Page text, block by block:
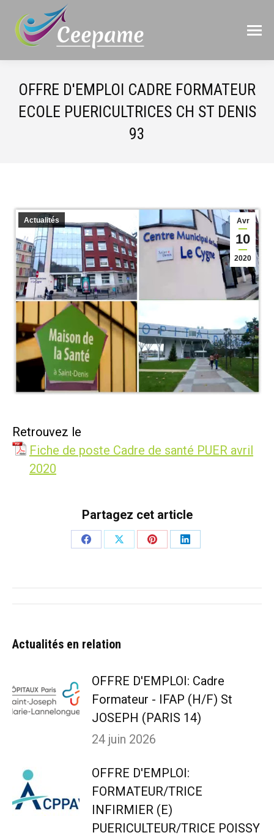
OFFRE D'EMPLOI CADRE FORMATEUR
ECOLE PUERICULTRICES CH ST DENIS
93
Avr
10
2020
Actualités
Retrouvez le
Fiche de poste Cadre de santé PUER avril
2020
Partagez cet article
PartagerPartagerPartagerPartager
Actualités en relation
OFFRE D'EMPLOI: Cadre
Formateur - IFAP (H/F) St
JOSEPH (PARIS 14)
24 juin 2026
OFFRE D'EMPLOI:
FORMATEUR/TRICE
INFIRMIER (E)
PUERICULTEUR/TRICE POISSY